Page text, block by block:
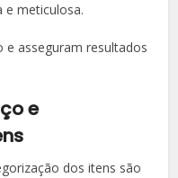
e meticulosa.
e asseguram resultados
e
dos itens são